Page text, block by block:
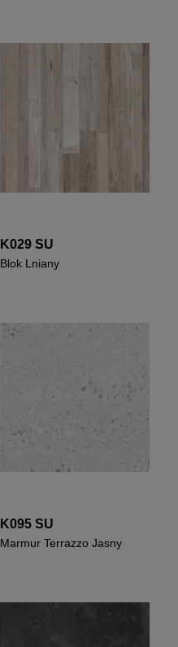
K029 SU
Blok Lniany
K095 SU
Marmur Terrazzo Jasny